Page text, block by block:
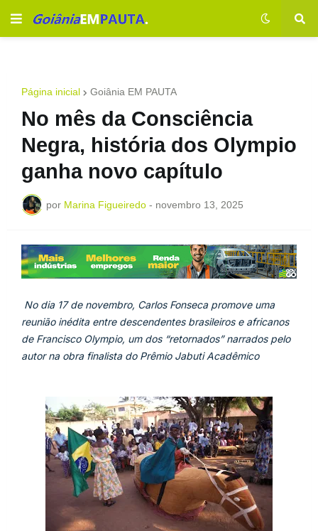
Página inicial Goiânia EM PAUTA
No mês da Consciência
Negra, história dos Olympio
ganha novo capítulo
por Marina Figueiredo - novembro 13, 2025
No dia 17 de novembro, Carlos Fonseca promove uma
reunião inédita entre descendentes brasileiros e africanos
de Francisco Olympio, um dos “retornados” narrados pelo
autor na obra finalista do Prêmio Jabuti Acadêmico